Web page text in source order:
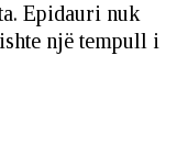
Epidauri nuk
një tempull i